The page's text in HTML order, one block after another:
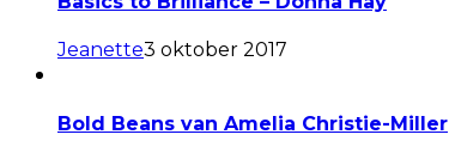
Jeanette3 oktober 2017
Bold Beans van Amelia Christie-Miller